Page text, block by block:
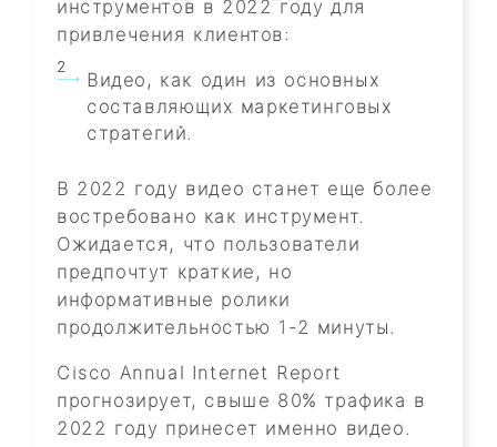
инструментов в 2022 году для
привлечения клиентов:
Видео, как один из основных
составляющих маркетинговых
стратегий.
В 2022 году видео станет еще более
востребовано как инструмент.
Ожидается, что пользователи
предпочтут краткие, но
информативные ролики
продолжительностью 1-2 минуты.
Cisco Annual Internet Report
прогнозирует, свыше 80% трафика в
2022 году принесет именно видео.